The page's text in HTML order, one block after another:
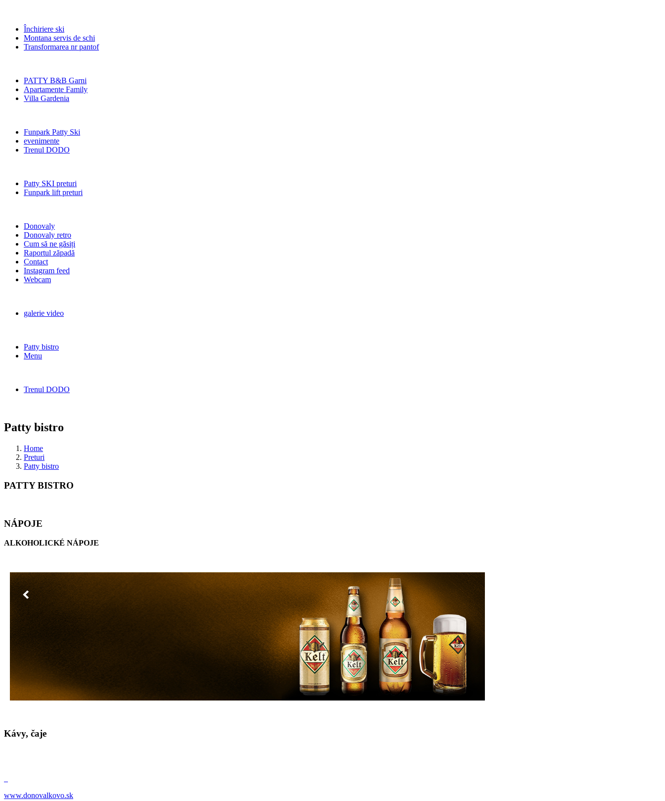
Închiriere ski
Montana servis de schi
Transformarea nr pantof
PATTY B&B Garni
Apartamente Family
Villa Gardenia
Funpark Patty Ski
evenimente
Trenul DODO
Patty SKI preturi
Funpark lift preturi
Donovaly
Donovaly retro
Cum să ne găsiți
Raportul zăpadă
Contact
Instagram feed
Webcam
galerie video
Patty bistro
Menu
Trenul DODO
Patty bistro
Home
Preturi
Patty bistro
PATTY BISTRO
NÁPOJE
ALKOHOLICKÉ NÁPOJE
Kávy, čaje
www.donovalkovo.sk